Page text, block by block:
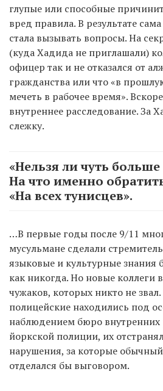
глупые или способные
вред правила. В результате
стала вызывать вопросы. На
(куда Хадида не приглашали)
офицер так и не отказался от
гражданства или что «в
мечеть в рабочее время».
внутреннее расследование. За
слежку.
«Нельзя ли чуть
На что именно
«На всех тунисцев».
…В первые годы после 9/11
мусульмане сделали
языковые и культурные знания
как никогда. Но новые коллеги
чужаков, которых никто не
полицейские находились под
наблюдением бюро
йоркской полиции, их
нарушения, за которые
отделался бы выговором.